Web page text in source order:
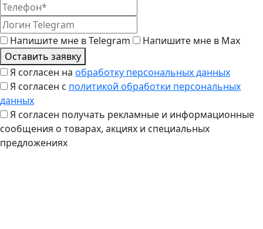
Напишите мне в Telegram
Напишите мне в Max
Оставить заявку
Я согласен на обработку персональных данных
Я согласен с политикой обработки персональных
данных
Я согласен получать рекламные и информационные
сообщения о товарах, акциях и специальных
предложениях